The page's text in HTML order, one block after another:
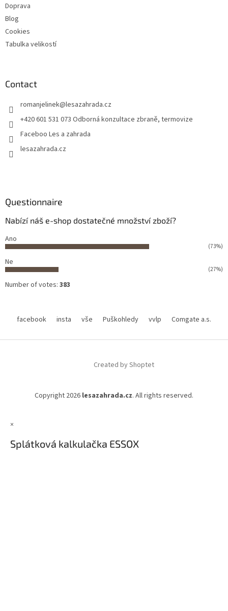
Doprava
Blog
Cookies
Tabulka velikostí
Contact
romanjelinek@lesazahrada.cz
+420 601 531 073 Odborná konzultace zbraně, termovize
Faceboo Les a zahrada
lesazahrada.cz
Questionnaire
Nabízí náš e-shop dostatečné množství zboží?
Ano
(73%)
Ne
(27%)
Number of votes: 383
facebook insta vše Puškohledy vvlp Comgate a.s.
Created by Shoptet
Copyright 2026 lesazahrada.cz. All rights reserved.
×
Splátková kalkulačka ESSOX